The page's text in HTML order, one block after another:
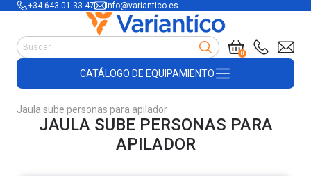
+34 643 01 33 47 info@variantico.es
0
CATÁLOGO DE EQUIPAMIENTO
Accesorios para carretillas
Útiles de almacén
Productos de plástico y madera
Encofrado
Jaula sube personas para apilador
JAULA SUBE PERSONAS PARA
APILADOR